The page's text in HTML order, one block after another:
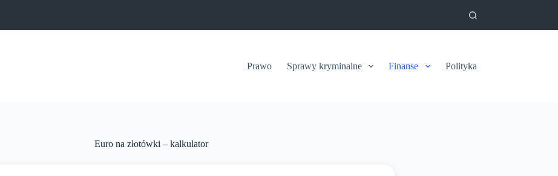
Prawo Sprawy kryminalne Finanse Polityka
Euro na złotówki – kalkulator